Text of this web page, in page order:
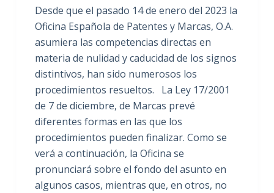
Desde que el pasado 14 de enero del 2023 la
Oficina Española de Patentes y Marcas, O.A.
asumiera las competencias directas en
materia de nulidad y caducidad de los signos
distintivos, han sido numerosos los
procedimientos resueltos. La Ley 17/2001
de 7 de diciembre, de Marcas prevé
diferentes formas en las que los
procedimientos pueden finalizar. Como se
verá a continuación, la Oficina se
pronunciará sobre el fondo del asunto en
algunos casos, mientras que, en otros, no